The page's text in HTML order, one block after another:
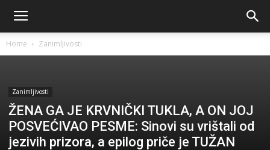
Home Zanimljivosti
Zanimljivosti
ŽENA GA JE KRVNIČKI TUKLA, A ON JOJ
POSVEĆIVAO PESME: Sinovi su vrištali od
jezivih prizora, a epilog priče je TUŽAN